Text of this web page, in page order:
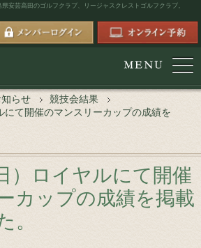
県安芸高田のゴルフクラブ、 リージャスクレストゴルフクラブ。
知らせ
競技会結果
にて開催のマンスリーカップの成績を
）ロイヤルにて開催
カップの成績を掲載
。